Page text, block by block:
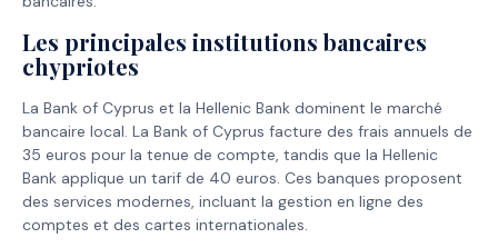
Les principales institutions bancaires
chypriotes
La Bank of Cyprus et la Hellenic Bank dominent le marché
bancaire local. La Bank of Cyprus facture des frais annuels de
35 euros pour la tenue de compte, tandis que la Hellenic
Bank applique un tarif de 40 euros. Ces banques proposent
des services modernes, incluant la gestion en ligne des
comptes et des cartes internationales.